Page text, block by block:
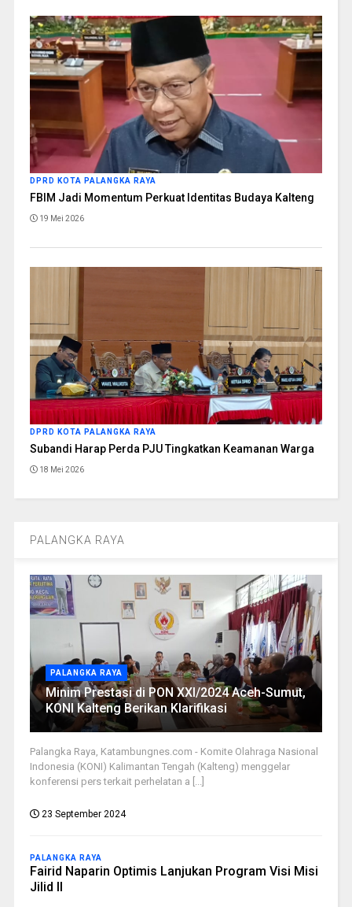
DPRD KOTA PALANGKA RAYA
FBIM Jadi Momentum Perkuat Identitas Budaya Kalteng
19 Mei 2026
DPRD KOTA PALANGKA RAYA
Subandi Harap Perda PJU Tingkatkan Keamanan Warga
18 Mei 2026
PALANGKA RAYA
PALANGKA RAYA
Minim Prestasi di PON XXI/2024 Aceh-Sumut,
KONI Kalteng Berikan Klarifikasi
Palangka Raya, Katambungnes.com - Komite Olahraga Nasional
Indonesia (KONI) Kalimantan Tengah (Kalteng) menggelar
konferensi pers terkait perhelatan a [...]
23 September 2024
PALANGKA RAYA
Fairid Naparin Optimis Lanjukan Program Visi Misi
Jilid II